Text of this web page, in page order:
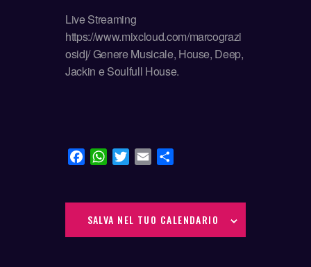
Live Streaming
https://www.mixcloud.com/marcograzi
osidj/ Genere Musicale, House, Deep,
Jackin e Soulfull House.
e
b
o
W
t
s
A
t
t
e
i
l
d
i
v
SALVA NEL TUO CALENDARIO